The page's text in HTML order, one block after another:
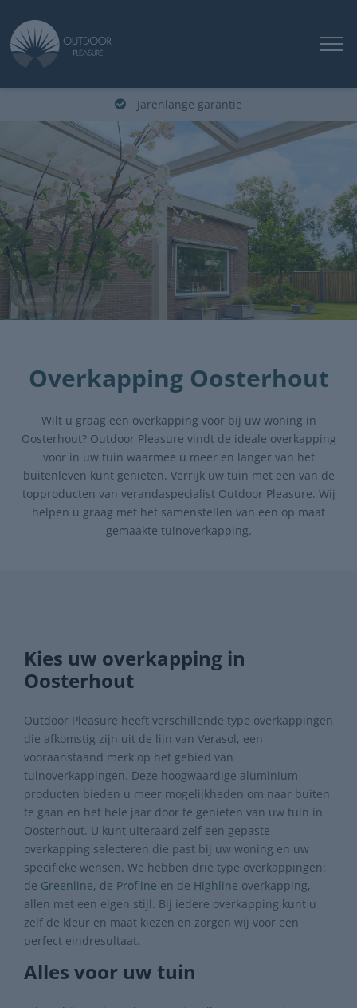
Jarenlange garantie
Overkapping Oosterhout
Wilt u graag een overkapping voor bij uw woning in
Oosterhout? Outdoor Pleasure vindt de ideale overkapping
voor in uw tuin waarmee u meer en langer van het
buitenleven kunt genieten. Verrijk uw tuin met een van de
topproducten van verandaspecialist Outdoor Pleasure. Wij
helpen u graag met het samenstellen van een op maat
gemaakte tuinoverkapping.
Kies uw overkapping in
Oosterhout
Outdoor Pleasure heeft verschillende type overkappingen
die afkomstig zijn uit de lijn van Verasol, een
vooraanstaand merk op het gebied van
tuinoverkappingen. Deze hoogwaardige aluminium
producten bieden u meer mogelijkheden om naar buiten
te gaan en het hele jaar door te genieten van uw tuin in
Oosterhout. U kunt uiteraard zelf een gepaste
overkapping selecteren die past bij uw woning en uw
specifieke wensen. We hebben drie type overkappingen:
de Greenline, de Profline en de Highline overkapping,
allen met een eigen stijl. Bij iedere overkapping kunt u
zelf de kleur en maat kiezen en zorgen wij voor een
perfect eindresultaat.
Alles voor uw tuin